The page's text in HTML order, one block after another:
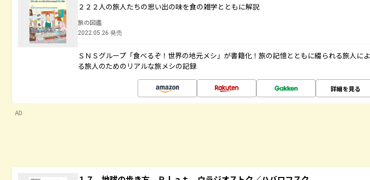
２２２人の旅人たちの思い出の味を食の雑学とともに解説
旅の図鑑
2022.05.26 発売
ＳＮＳグループ「食べるぞ！世界の地元メシ」が書籍化！旅の記憶とともに綴られる旅人によ
る旅人のためのリアルな旅メシの記録
詳細を見る
AD